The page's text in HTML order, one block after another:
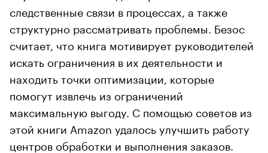
следственные связи в процессах, а также
структурно рассматривать проблемы. Безос
считает, что книга мотивирует руководителей
искать ограничения в их деятельности и
находить точки оптимизации, которые
помогут извлечь из ограничений
максимальную выгоду. С помощью советов из
этой книги Amazon удалось улучшить работу
центров обработки и выполнения заказов.